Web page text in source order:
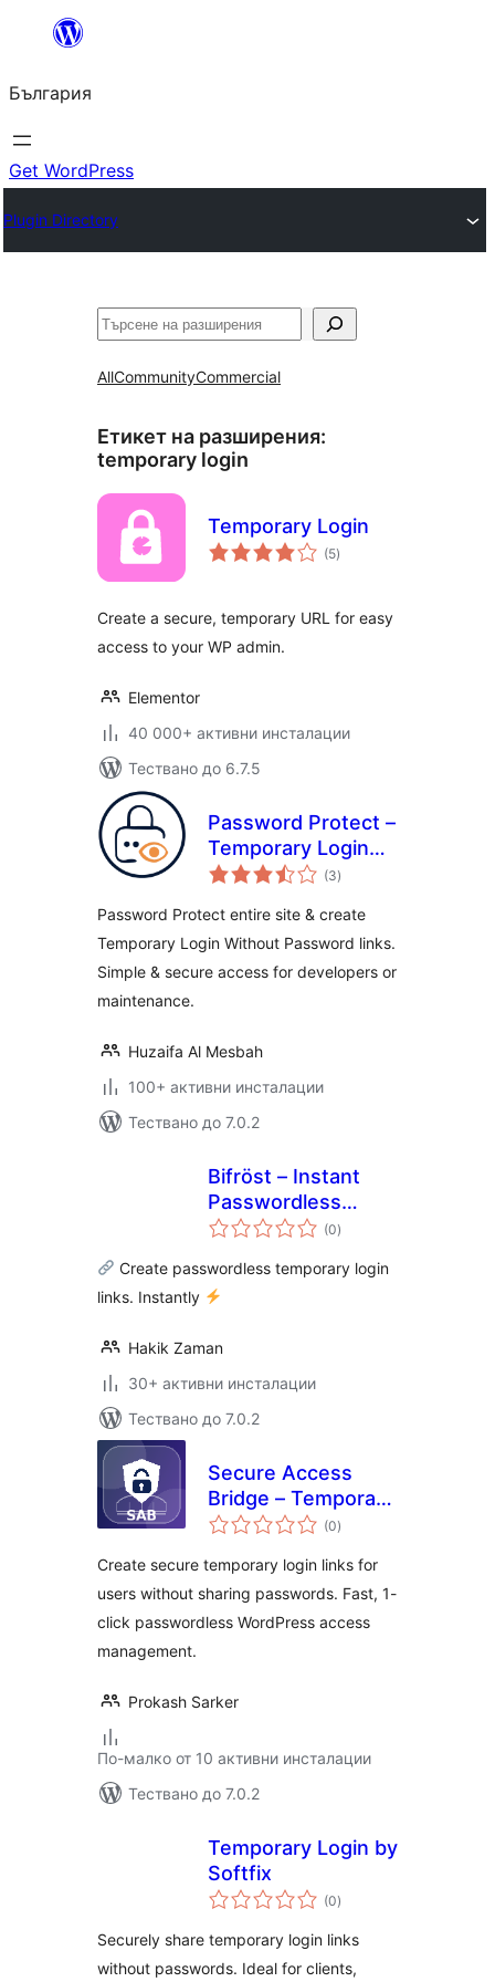
България
Get WordPress
Plugin Directory
Търсене
AllCommunityCommercial
Етикет на разширения:
temporary login
Temporary Login
(5общо
оценки
)
Create a secure, temporary URL for easy
access to your WP admin.
Elementor
40 000+ активни инсталации
Тествано до 6.7.5
Password Protect –
Temporary Login
Without Password
Protect Entire Site
(3общо
оценки
)
Password Protect entire site & create
Temporary Login Without Password links.
Simple & secure access for developers or
maintenance.
Huzaifa Al Mesbah
100+ активни инсталации
Тествано до 7.0.2
Bifröst – Instant
Passwordless
Temporary Login
(0общо
оценки
)
Create passwordless temporary login
links. Instantly
Hakik Zaman
30+ активни инсталации
Тествано до 7.0.2
Secure Access
Bridge – Temporary
Login Without
Access
(0общо
оценки
)
Create secure temporary login links for
users without sharing passwords. Fast, 1-
click passwordless WordPress access
management.
Prokash Sarker
По-малко от 10 активни инсталации
Тествано до 7.0.2
Temporary Login by
Softfix
(0общо
оценки
)
Securely share temporary login links
without passwords. Ideal for clients,